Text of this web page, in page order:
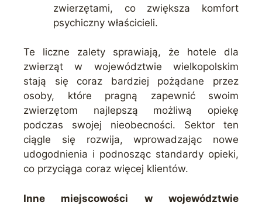
zwierzętami, co zwiększa komfort
psychiczny właścicieli.
Te liczne zalety sprawiają, że hotele dla
zwierząt w województwie wielkopolskim
stają się coraz bardziej pożądane przez
osoby, które pragną zapewnić swoim
zwierzętom najlepszą możliwą opiekę
podczas swojej nieobecności. Sektor ten
ciągle się rozwija, wprowadzając nowe
udogodnienia i podnosząc standardy opieki,
co przyciąga coraz więcej klientów.
Inne miejscowości w województwie